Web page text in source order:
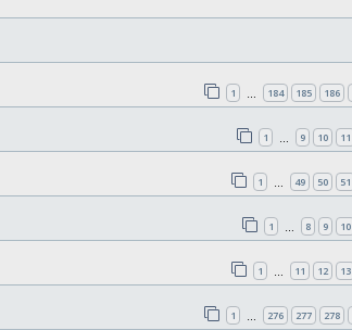
1 184 185 186
1 9 10 11
1 49 50 51
1 8 9 10
1 11 12 13
1 276 277 278